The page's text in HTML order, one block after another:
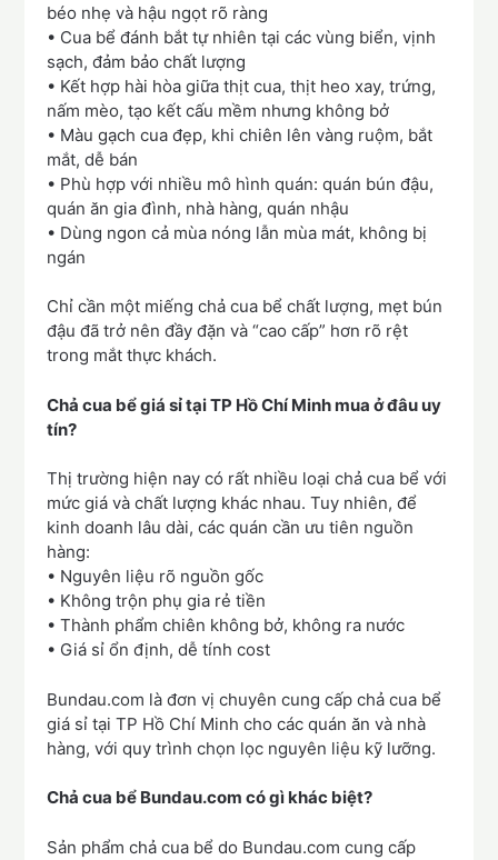
béo nhẹ và hậu ngọt rõ ràng
• Cua bể đánh bắt tự nhiên tại các vùng biển, vịnh
sạch, đảm bảo chất lượng
• Kết hợp hài hòa giữa thịt cua, thịt heo xay, trứng,
nấm mèo, tạo kết cấu mềm nhưng không bở
• Màu gạch cua đẹp, khi chiên lên vàng ruộm, bắt
mắt, dễ bán
• Phù hợp với nhiều mô hình quán: quán bún đậu,
quán ăn gia đình, nhà hàng, quán nhậu
• Dùng ngon cả mùa nóng lẫn mùa mát, không bị
ngán
Chỉ cần một miếng chả cua bể chất lượng, mẹt bún
đậu đã trở nên đầy đặn và “cao cấp” hơn rõ rệt
trong mắt thực khách.
Chả cua bể giá sỉ tại TP Hồ Chí Minh mua ở đâu uy
tín?
Thị trường hiện nay có rất nhiều loại chả cua bể với
mức giá và chất lượng khác nhau. Tuy nhiên, để
kinh doanh lâu dài, các quán cần ưu tiên nguồn
hàng:
• Nguyên liệu rõ nguồn gốc
• Không trộn phụ gia rẻ tiền
• Thành phẩm chiên không bở, không ra nước
• Giá sỉ ổn định, dễ tính cost
Bundau.com là đơn vị chuyên cung cấp chả cua bể
giá sỉ tại TP Hồ Chí Minh cho các quán ăn và nhà
hàng, với quy trình chọn lọc nguyên liệu kỹ lưỡng.
Chả cua bể Bundau.com có gì khác biệt?
Sản phẩm chả cua bể do Bundau.com cung cấp